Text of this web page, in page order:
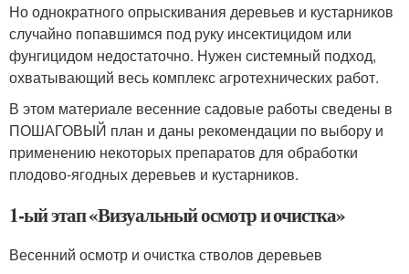
Но однократного опрыскивания деревьев и кустарников
случайно попавшимся под руку инсектицидом или
фунгицидом недостаточно. Нужен системный подход,
охватывающий весь комплекс агротехнических работ.
В этом материале весенние садовые работы сведены в
ПОШАГОВЫЙ план и даны рекомендации по выбору и
применению некоторых препаратов для обработки
плодово-ягодных деревьев и кустарников.
1-ый этап «Визуальный осмотр и очистка»
Весенний осмотр и очистка стволов деревьев